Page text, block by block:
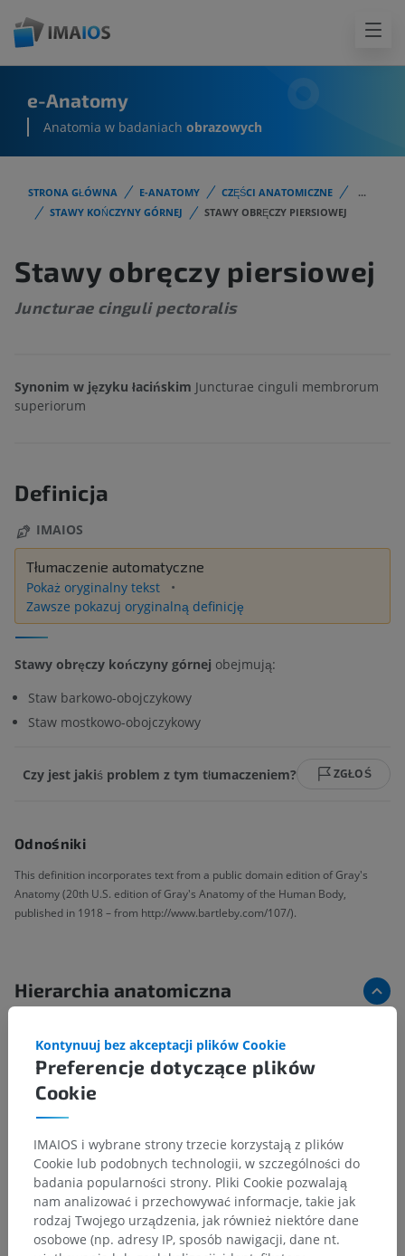
e-Anatomy
Anatomia w badaniach obrazowych
STRONA GŁÓWNA E-ANATOMY CZĘŚCI ANATOMICZNE
...
STAWY KOŃCZYNY GÓRNEJ
STAWY OBRĘCZY PIERSIOWEJ
Stawy obręczy piersiowej
Juncturae cinguli pectoralis
Synonim w języku łacińskim Juncturae cinguli membrorum
superiorum
Definicja
IMAIOS
Tłumaczenie automatyczne
Pokaż oryginalny tekst
Zawsze pokazuj oryginalną definicję
Stawy obręczy kończyny górnej obejmują:
Staw barkowo-obojczykowy
Staw mostkowo-obojczykowy
Czy jest jakiś problem z tym tłumaczeniem? ZGŁOŚ
Odnośniki
This definition incorporates text from a public domain edition of Gray's
Anatomy (20th U.S. edition of Gray's Anatomy of the Human Body,
published in 1918 – from http://www.bartleby.com/107/).
Hierarchia anatomiczna
Anatomia człowieka 2
Anatomia człowieka 1
Anatomia układu kostnego> Stawy>
Stawy kończyny górnej> Stawy obręczy piersiowej
Powiązane struktury:
Więzozrost obręczy piersiowej
Stawy maziowe obręczy piersiowej
Preferencje dotyczące plików
Cookie
Kontynuuj bez akceptacji plików Cookie
IMAIOS i wybrane strony trzecie korzystają z plików
Cookie lub podobnych technologii, w szczególności do
badania popularności strony. Pliki Cookie pozwalają
nam analizować i przechowywać informacje, takie jak
rodzaj Twojego urządzenia, jak również niektóre dane
osobowe (np. adresy IP, sposób nawigacji, dane nt.